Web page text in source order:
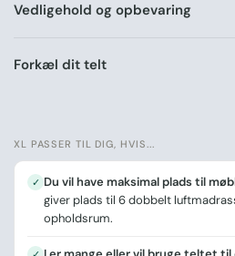
Vedligehold og opbevaring
Forkæl dit telt
XL PASSER TIL DIG, HVIS...
✓ Du vil have maksimal plads til
giver plads til 6 dobbelt
opholdsrum.